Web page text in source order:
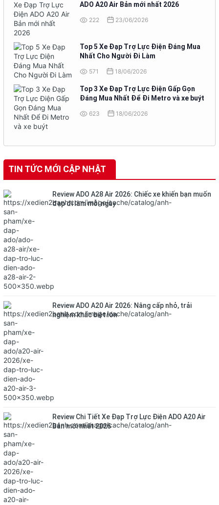
ADO A20 Air Bản mới nhất 2026
222 23/06/2026
Top 5 Xe Đạp Trợ Lực Điện Đáng Mua
Nhất Cho Người Đi Làm
571 18/06/2026
Top 3 Xe Đạp Trợ Lực Điện Gấp Gọn
Đáng Mua Nhất Để Đi Metro và xe buýt
623 18/06/2026
TIN TỨC MỚI CẬP NHẬT
Review ADO A28 Air 2026: Chiếc xe khiến bạn muốn
đạp đi làm mỗi ngày
Review ADO A20 Air 2026: Nâng cấp nhỏ, trải
nghiệm khác biệt lớn
Review Chi Tiết Xe Đạp Trợ Lực Điện ADO A20 Air
Bản mới nhất 2026